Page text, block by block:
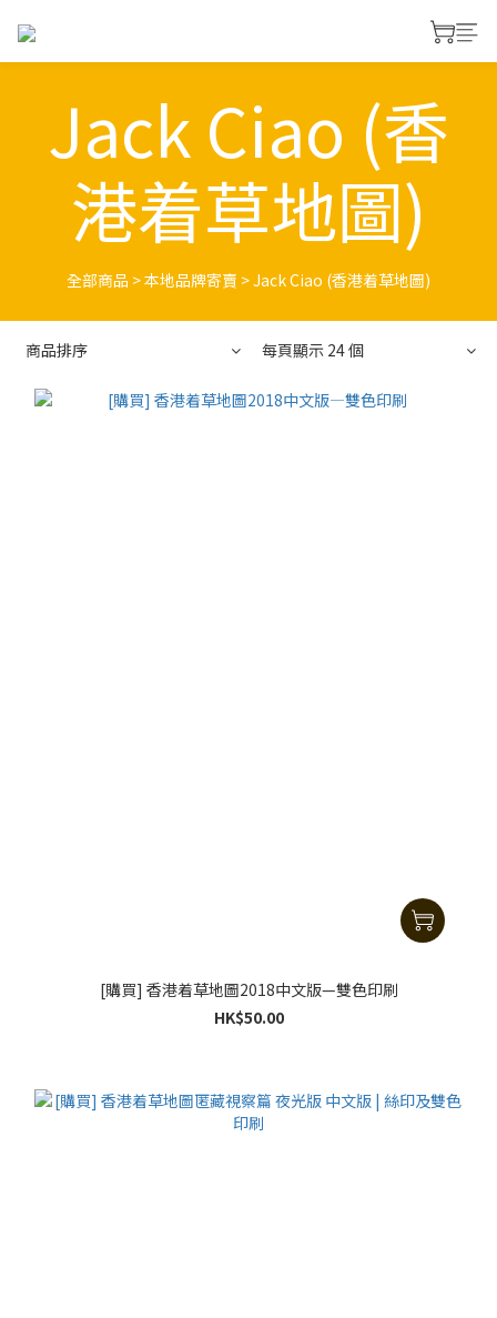
Jack Ciao (香
港着草地圖)
全部商品 >本地品牌寄賣 >Jack Ciao (香港着草地圖)
商品排序 每頁顯示 24 個
[購買] 香港着草地圖2018中文版—雙色印刷
HK$50.00